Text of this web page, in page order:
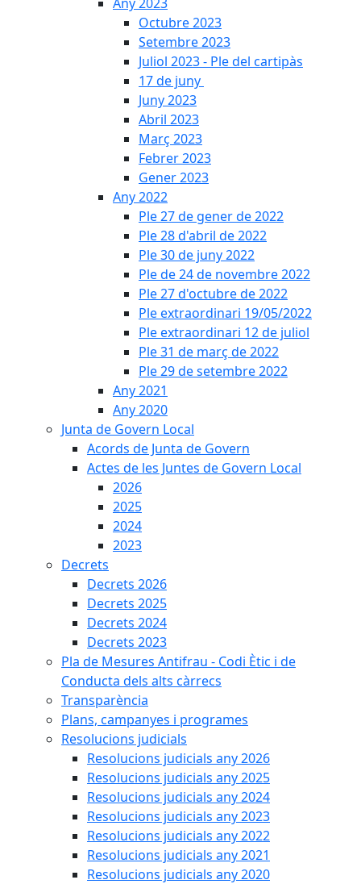
Octubre 2023
Setembre 2023
Juliol 2023 - Ple del cartipàs
17 de juny
Juny 2023
Abril 2023
Març 2023
Febrer 2023
Gener 2023
Any 2022
Ple 27 de gener de 2022
Ple 28 d'abril de 2022
Ple 30 de juny 2022
Ple de 24 de novembre 2022
Ple 27 d'octubre de 2022
Ple extraordinari 19/05/2022
Ple extraordinari 12 de juliol
Ple 31 de març de 2022
Ple 29 de setembre 2022
Any 2021
Any 2020
Junta de Govern Local
Acords de Junta de Govern
Actes de les Juntes de Govern Local
2026
2025
2024
2023
Decrets
Decrets 2026
Decrets 2025
Decrets 2024
Decrets 2023
Pla de Mesures Antifrau - Codi Ètic i de
Conducta dels alts càrrecs
Transparència
Plans, campanyes i programes
Resolucions judicials
Resolucions judicials any 2026
Resolucions judicials any 2025
Resolucions judicials any 2024
Resolucions judicials any 2023
Resolucions judicials any 2022
Resolucions judicials any 2021
Resolucions judicials any 2020